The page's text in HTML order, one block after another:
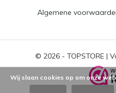
© 2026 - TOPSTORE |
Algemene
Wij slaan cookies op om onze